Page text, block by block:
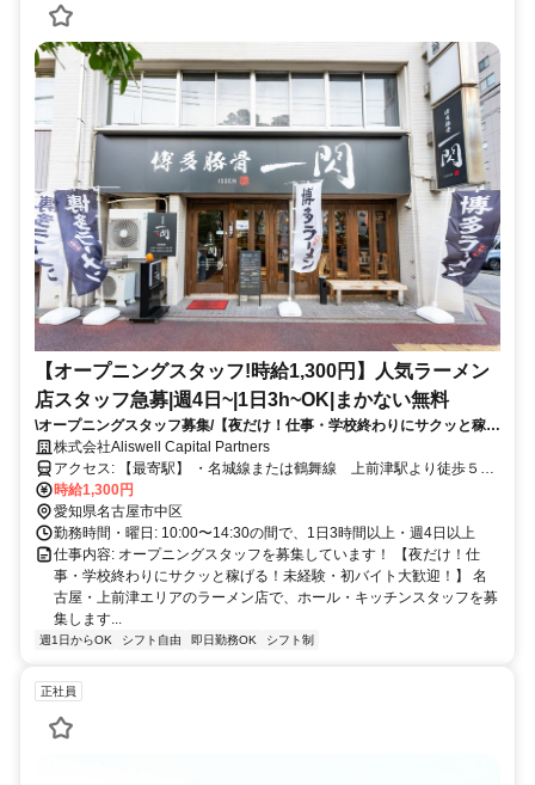
【オープニングスタッフ!時給1,300円】人気ラーメン
店スタッフ急募|週4日~|1日3h~OK|まかない無料
\オープニングスタッフ募集/【夜だけ！仕事・学校終わりにサクッと稼げ
る！未経験・初バイト大歓迎！】
株式会社Aliswell Capital Partners
アクセス: 【最寄駅】 ・名城線または鶴舞線 上前津駅より徒歩５分
・名城線 東別院駅より徒歩７分
時給1,300円
愛知県名古屋市中区
勤務時間・曜日: 10:00〜14:30の間で、1日3時間以上・週4日以上
仕事内容: オープニングスタッフを募集しています！ 【夜だけ！仕
事・学校終わりにサクッと稼げる！未経験・初バイト大歓迎！】 名
古屋・上前津エリアのラーメン店で、ホール・キッチンスタッフを募
集します...
週1日からOK シフト自由 即日勤務OK シフト制
正社員